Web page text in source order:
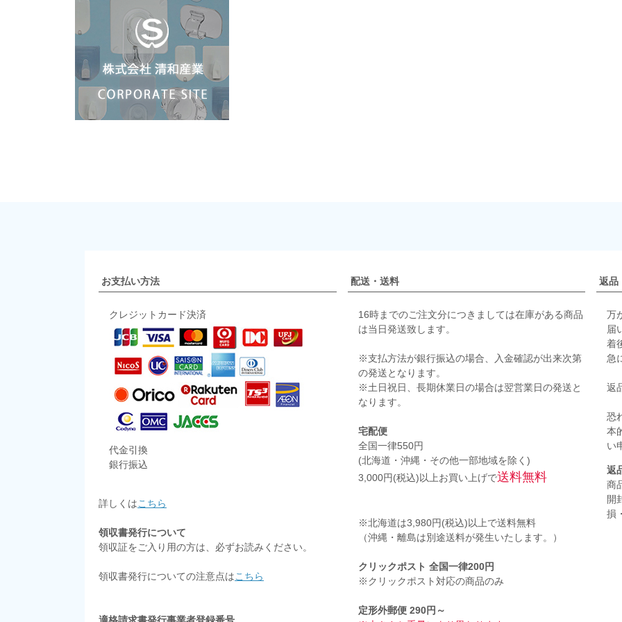
お支払い方法
クレジットカード決済
代金引換
銀行振込
詳しくはこちら
領収書発行について
領収証をご入り用の方は、必ずお読みください。
領収書発行についての注意点はこちら
配送・送料
16時までのご注文分につきましては在庫がある商品
は当日発送致します。
※支払方法が銀行振込の場合、入金確認が出来次第
の発送となります。
※土日祝日、長期休業日の場合は翌営業日の発送と
なります。
宅配便
全国一律550円
(北海道・沖縄・その他一部地域を除く)
3,000円(税込)以上お買い上げで送料無料
※北海道は3,980円(税込)以上で送料無料
（沖縄・離島は別途送料が発生いたします。）
クリックポスト 全国一律200円
※クリックポスト対応の商品のみ
定形外郵便 290円～
返品
万
届
着
急
返
恐
本
い
返
商
開
損